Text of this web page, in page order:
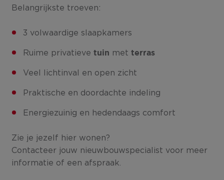
Belangrijkste troeven:
3 volwaardige slaapkamers
Ruime privatievetuin metterras
Veel lichtinval en open zicht
Praktische en doordachte indeling
Energiezuinig en hedendaags comfort
Zie je jezelf hier wonen?
Contacteer jouw nieuwbouwspecialist voor meer
informatie of een afspraak.